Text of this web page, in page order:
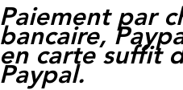
Paiement par
bancaire,
en carte suffit
Paypal.